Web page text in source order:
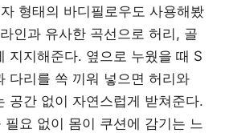
형태의 바디필로우도 사용해봤
인과 유사한 곡선으로 허리, 골
지지해준다. 옆으로 누웠을 때 S
다리를 쏙 끼워 넣으면 허리와
공간 없이 자연스럽게 받쳐준다.
필요 없이 몸이 쿠션에 감기는 느